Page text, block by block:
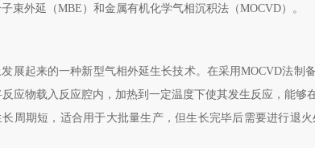
子束外延（MBE ）和金属有机化学气相沉积法（MOCVD） 。
展起来的一种新型气相外延生长技术。在采用MOCVD法制备
应物载入反应腔内，加热到一定温度下使其发生反应，能够
周期短，适合用于大批量生产，但生长完毕后需要进行退